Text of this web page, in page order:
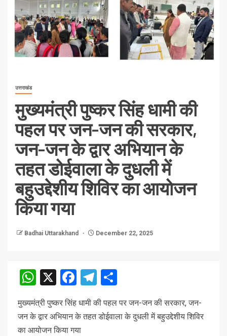
उत्तराखंड
मुख्यमंत्री पुष्कर सिंह धामी की
पहल पर जन-जन की सरकार,
जन-जन के द्वार अभियान के
तहत डोईवाला के दुधली में
बहुउद्देशीय शिविर का आयोजन
किया गया
Badhai Uttarakhand December 22, 2025
WhatsApp
X Facebook
Telegram
मुख्यमंत्री पुष्कर सिंह धामी की पहल पर जन-जन की सरकार, जन-
जन के द्वार अभियान के तहत डोईवाला के दुधली में बहुउद्देशीय शिविर
का आयोजन किया गया